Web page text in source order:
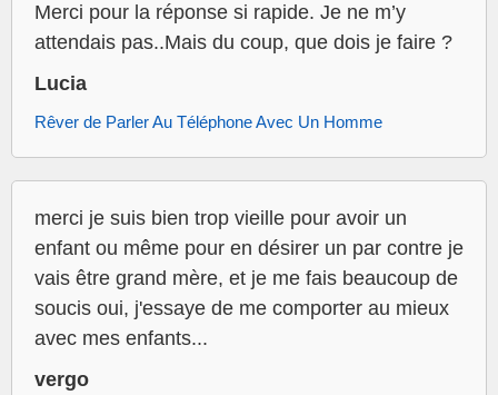
Merci pour la réponse si rapide. Je ne m’y
attendais pas..Mais du coup, que dois je faire ?
Lucia
Rêver de Parler Au Téléphone Avec Un Homme
merci je suis bien trop vieille pour avoir un
enfant ou même pour en désirer un par contre je
vais être grand mère, et je me fais beaucoup de
soucis oui, j'essaye de me comporter au mieux
avec mes enfants...
vergo